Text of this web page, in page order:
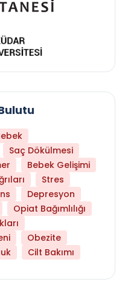
Saç Dökülmesi
Bebek Gelişimi
Stres
Depresyon
Opiat Bağımlılığı
Obezite
Cilt Bakımı